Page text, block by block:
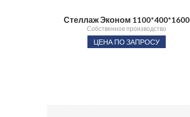
Стеллаж Эконом 1100*400*1600
Собственное производство
ЦЕНА ПО ЗАПРОСУ